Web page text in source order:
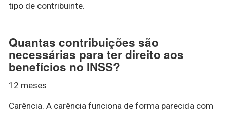
tipo de contribuinte.
Quantas contribuições são
necessárias para ter direito aos
benefícios no INSS?
12 meses
Carência. A carência funciona de forma parecida com